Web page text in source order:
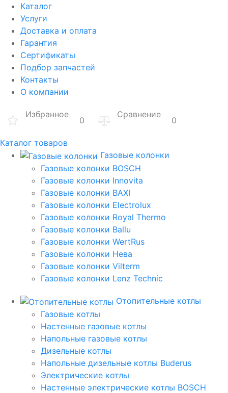
Каталог
Услуги
Доставка и оплата
Гарантия
Сертификаты
Подбор запчастей
Контакты
О компании
Избранное
0
Сравнение
0
Каталог товаров
Газовые колонки
Газовые колонки BOSCH
Газовые колонки Innovita
Газовые колонки BAXI
Газовые колонки Electrolux
Газовые колонки Royal Thermo
Газовые колонки Ballu
Газовые колонки WertRus
Газовые колонки Нева
Газовые колонки Vilterm
Газовые колонки Lenz Technic
Отопительные котлы
Газовые котлы
Настенные газовые котлы
Напольные газовые котлы
Дизельные котлы
Напольные дизельные котлы Buderus
Электрические котлы
Настенные электрические котлы BOSCH